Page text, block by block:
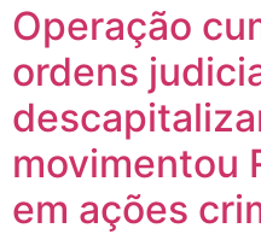
Operação
ordens
movimentou
em ações